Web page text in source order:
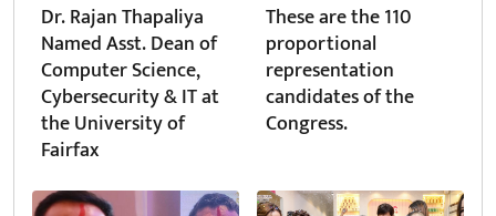
Dr. Rajan Thapaliya
Named Asst. Dean of
Computer Science,
Cybersecurity & IT at
the University of
Fairfax
These are the 110
proportional
representation
candidates of the
Congress.